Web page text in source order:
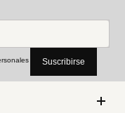
Suscribirse